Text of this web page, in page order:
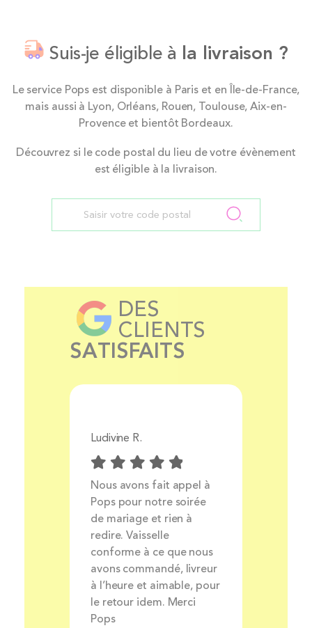
Suis-je éligible à la livraison ?
Le service Pops est disponible à Paris et en Île-de-France,
mais aussi à Lyon, Orléans, Rouen, Toulouse, Aix-en-
Provence et bientôt Bordeaux.
Découvrez si le code postal du lieu de votre évènement
est éligible à la livraison.
DES
CLIENTS
SATISFAITS
Ludivine R.
Nous avons fait appel à
Pops pour notre soirée
de mariage et rien à
redire. Vaisselle
conforme à ce que nous
avons commandé, livreur
à l’heure et aimable, pour
le retour idem. Merci
Pops